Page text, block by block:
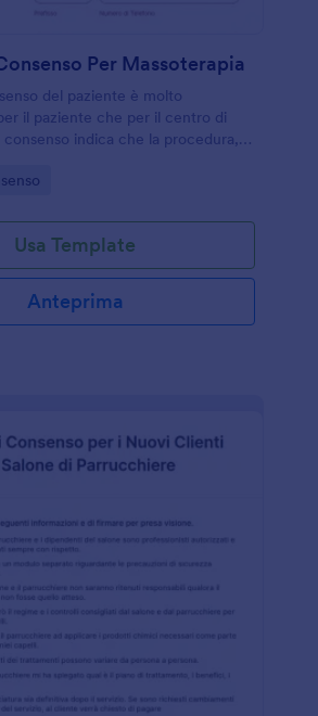
Per Massoterapia
del paziente è molto
il paziente che per il centro di
consenso indica che la procedura,
al paziente. Questo consenso
prima della sessione. Questo
di Consenso per Massoterapia
sul cliente, dettagli di contatto di
sanitari attuali, rinuncia al consenso
Il questionario preliminare sui
Usa Template
Anteprima